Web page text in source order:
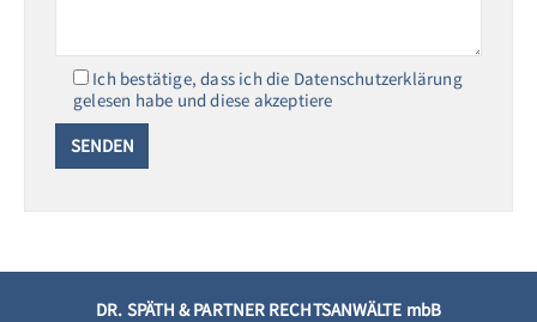
Ich bestätige, dass ich die Datenschutzerklärung
gelesen habe und diese akzeptiere
DR. SPÄTH & PARTNER RECHTSANWÄLTE mbB